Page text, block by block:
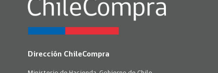
Dirección ChileCompra